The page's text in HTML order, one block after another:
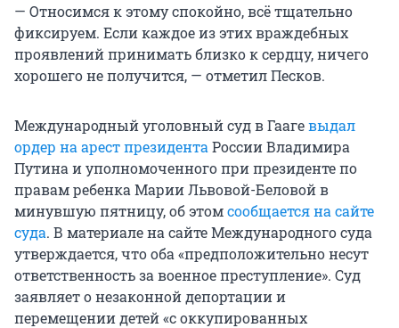
— Относимся к этому спокойно, всё тщательно
фиксируем. Если каждое из этих враждебных
проявлений принимать близко к сердцу, ничего
хорошего не получится, — отметил Песков.
Международный уголовный суд в Гаагевыдал
ордер на арест президента России Владимира
Путина и уполномоченного при президенте по
правам ребенка Марии Львовой-Беловой в
минувшую пятницу, об этомсообщается на сайте
суда. В материале на сайте Международного суда
утверждается, что оба «предположительно несут
ответственность за военное преступление». Суд
заявляет о незаконной депортации и
перемещении детей «с оккупированных